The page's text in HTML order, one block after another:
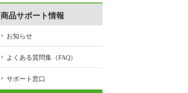
商品サポート情報
お知らせ
よくある質問集（FAQ）
サポート窓口